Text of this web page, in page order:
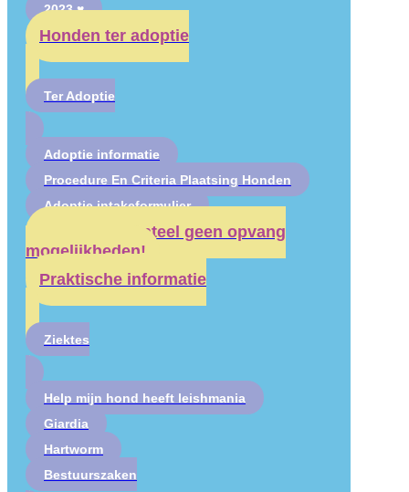
2023 ♥
Honden ter adoptie
Ter Adoptie
Adoptie informatie
Procedure En Criteria Plaatsing Honden
Adoptie intakeformulier
Er zijn momenteel geen opvang
mogelijkheden!
Praktische informatie
Ziektes
Help mijn hond heeft leishmania
Giardia
Hartworm
Bestuurszaken